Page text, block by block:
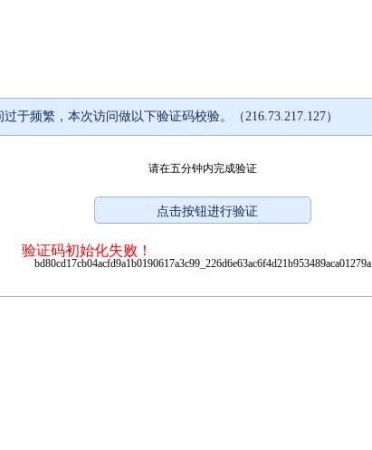
过于频繁，本次访问做以下验证码校验。（216.73.217.127）
请在五分钟内完成验证
验证码初始化失败！
bd80cd17cb04acfd9a1b0190617a3c99_226d6e63ac6f4d21b953489aca01279a